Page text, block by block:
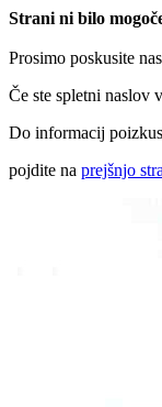
Strani ni bilo
Prosimo poskusite
Če ste spletni naslov
Do informacij
pojdite na prejšnjo